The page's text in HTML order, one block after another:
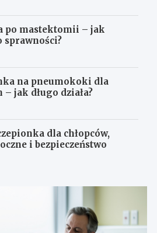
po mastektomii – jak
sprawności?
na pneumokoki dla
– jak długo działa?
dla chłopców,
i bezpieczeństwo